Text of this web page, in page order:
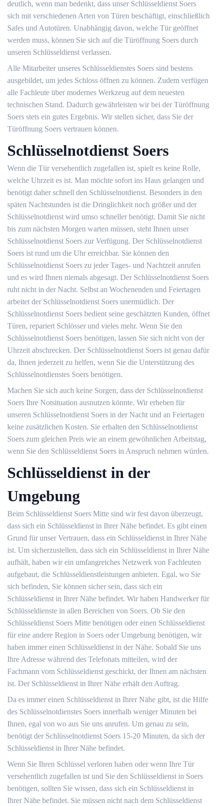
deutlich, wenn man bedenkt, dass unser Schlüsseldienst Soers
sich mit verschiedenen Arten von Türen beschäftigt, einschließlich
Safes und Autotüren. Unabhängig davon, welche Tür geöffnet
werden muss, können Sie sich auf die Türöffnung Soers durch
unseren Schlüsseldienst verlassen.
Alle Mitarbeiter unseres Schlüsseldienstes Soers sind bestens
ausgebildet, um jedes Schloss öffnen zu können. Zudem verfügen
alle Fachleute über modernes Werkzeug auf dem neuesten
technischen Stand. Dadurch gewährleisten wir bei der Türöffnung
Soers stets ein gutes Ergebnis. Wir stellen sicher, dass Sie der
Türöffnung Soers vertrauen können.
Schlüsselnotdienst Soers
Wenn die Tür versehentlich zugefallen ist, spielt es keine Rolle,
welche Uhrzeit es ist. Man möchte sofort ins Haus gelangen und
benötigt daher schnell den Schlüsselnotdienst. Besonders in den
späten Nachtstunden ist die Dringlichkeit noch größer und der
Schlüsselnotdienst wird umso schneller benötigt. Damit Sie nicht
bis zum nächsten Morgen warten müssen, steht Ihnen unser
Schlüsselnotdienst Soers zur Verfügung. Der Schlüsselnotdienst
Soers ist rund um die Uhr erreichbar. Sie können den
Schlüsselnotdienst Soers zu jeder Tages- und Nachtzeit anrufen
und es wird Ihnen niemals abgesagt. Der Schlüsselnotdienst Soers
ruht nicht in der Nacht. Selbst an Wochenenden und Feiertagen
arbeitet der Schlüsselnotdienst Soers unermüdlich. Der
Schlüsselnotdienst Soers bedient seine geschätzten Kunden, öffnet
Türen, repariert Schlösser und vieles mehr. Wenn Sie den
Schlüsselnotdienst Soers benötigen, lassen Sie sich nicht von der
Uhrzeit abschrecken. Der Schlüsselnotdienst Soers ist genau dafür
da, Ihnen jederzeit zu helfen, wenn Sie die Unterstützung des
Schlüsselnotdienstes Soers benötigen.
Machen Sie sich auch keine Sorgen, dass der Schlüsselnotdienst
Soers Ihre Notsituation ausnutzen könnte. Wir erheben für
unseren Schlüsselnotdienst Soers in der Nacht und an Feiertagen
keine zusätzlichen Kosten. Sie erhalten den Schlüsselnotdienst
Soers zum gleichen Preis wie an einem gewöhnlichen Arbeitstag,
wenn Sie den Schlüsseldienst Soers in Anspruch nehmen würden.
Schlüsseldienst in der
Umgebung
Beim Schlüsseldienst Soers Mitte sind wir fest davon überzeugt,
dass sich ein Schlüsseldienst in Ihrer Nähe befindet. Es gibt einen
Grund für unser Vertrauen, dass ein Schlüsseldienst in Ihrer Nähe
ist. Um sicherzustellen, dass sich ein Schlüsseldienst in Ihrer Nähe
aufhält, haben wir ein umfangreiches Netzwerk von Fachleuten
aufgebaut, die Schlüsseldienstleistungen anbieten. Egal, wo Sie
sich befinden, Sie können sicher sein, dass sich ein
Schlüsseldienst in Ihrer Nähe befindet. Wir haben Handwerker für
Schlüsseldienste in allen Bereichen von Soers. Ob Sie den
Schlüsseldienst Soers Mitte benötigen oder einen Schlüsseldienst
für eine andere Region in Soers oder Umgebung benötigen, wir
haben immer einen Schlüsseldienst in der Nähe. Sobald Sie uns
Ihre Adresse während des Telefonats mitteilen, wird der
Fachmann vom Schlüsseldienst geschickt, der Ihnen am nächsten
ist. Der Schlüsseldienst in Ihrer Nähe erhält den Auftrag.
Da es immer einen Schlüsseldienst in Ihrer Nähe gibt, ist die Hilfe
des Schlüsselnotdienstes Soers innerhalb weniger Minuten bei
Ihnen, egal von wo aus Sie uns anrufen. Um genau zu sein,
benötigt der Schlüsselnotdienst Soers 15-20 Minuten, da sich der
Schlüsseldienst in Ihrer Nähe befindet.
Wenn Sie Ihren Schlüssel verloren haben oder wenn Ihre Tür
versehentlich zugefallen ist und Sie den Schlüsseldienst in Soers
benötigen, sollten Sie wissen, dass sich ein Schlüsseldienst in
Ihrer Nähe befindet. Sie müssen nicht nach dem Schlüsseldienst